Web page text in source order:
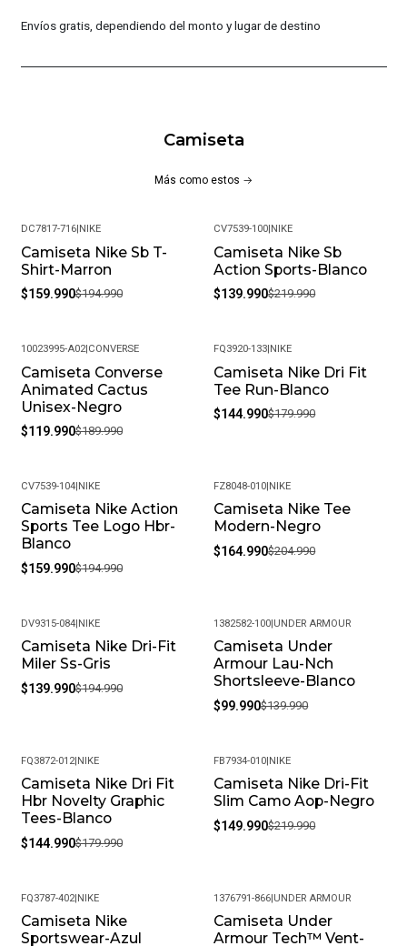
Envíos gratis, dependiendo del monto y lugar de destino
Camiseta
Más como estos
-18%
DC7817-716|NIKE
Camiseta Nike Sb T-
Shirt-Marron
$159.990$194.990
-36%
CV7539-100|NIKE
Camiseta Nike Sb
Action Sports-Blanco
$139.990$219.990
-37%
10023995-A02|CONVERSE
Camiseta Converse
Animated Cactus
Unisex-Negro
$119.990$189.990
-19%
FQ3920-133|NIKE
Camiseta Nike Dri Fit
Tee Run-Blanco
$144.990$179.990
-18%
CV7539-104|NIKE
Camiseta Nike Action
Sports Tee Logo Hbr-
Blanco
$159.990$194.990
-20%
FZ8048-010|NIKE
Camiseta Nike Tee
Modern-Negro
$164.990$204.990
-28%
DV9315-084|NIKE
Camiseta Nike Dri-Fit
Miler Ss-Gris
$139.990$194.990
-29%
1382582-100|UNDER ARMOUR
Camiseta Under
Armour Lau-Nch
Shortsleeve-Blanco
$99.990$139.990
-19%
FQ3872-012|NIKE
Camiseta Nike Dri Fit
Hbr Novelty Graphic
Tees-Blanco
$144.990$179.990
-32%
FB7934-010|NIKE
Camiseta Nike Dri-Fit
Slim Camo Aop-Negro
$149.990$219.990
-18%
FQ3787-402|NIKE
Camiseta Nike
Sportswear-Azul
-35%
1376791-866|UNDER ARMOUR
Camiseta Under
Armour Tech™ Vent-